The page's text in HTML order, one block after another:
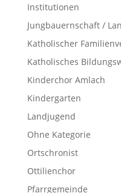
Institutionen
Jungbauernschaft /
Katholischer
Katholisches
Kinderchor Amlach
Kindergarten
Landjugend
Ohne Kategorie
Ortschronist
Ottilienchor
Pfarrgemeinde